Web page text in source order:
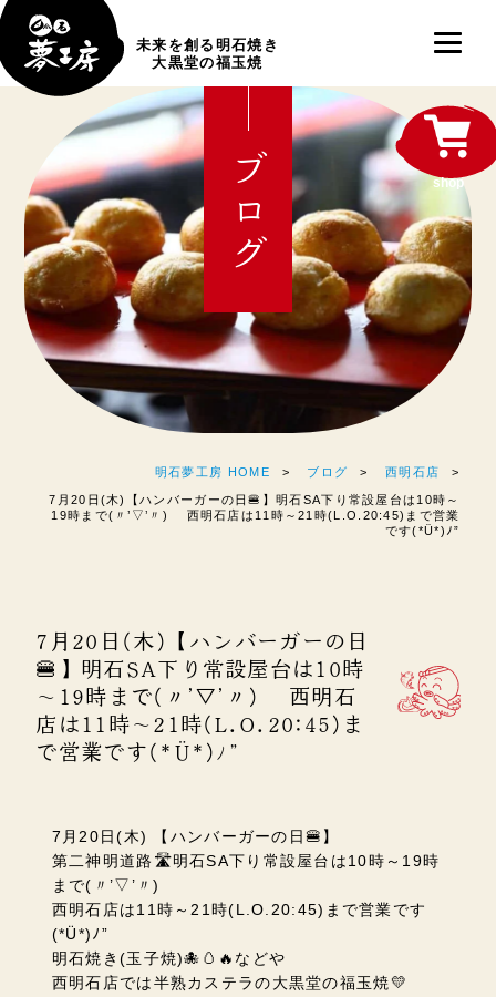
未来を創る明石焼き
大黒堂の福玉焼
ブログ
明石夢工房 HOME ブログ 西明石店
7月20日(木)【ハンバーガーの日🍔】明石SA下り常設屋台は10時～
19時まで(〃’▽’〃) 西明石店は11時～21時(L.O.20:45)まで営業
です(*Ü*)ﾉ”
7月20日(木)【ハンバーガーの日
🍔】明石SA下り常設屋台は10時
～19時まで(〃’▽’〃) 西明石
店は11時～21時(L.O.20:45)ま
で営業です(*Ü*)ﾉ”
7月20日(木) 【ハンバーガーの日🍔】
第二神明道路🛣️明石SA下り常設屋台は10時～19時
まで(〃’▽’〃)
西明石店は11時～21時(L.O.20:45)まで営業です
(*Ü*)ﾉ”
明石焼き(玉子焼)🐙🥚🔥などや
西明石店では半熟カステラの大黒堂の福玉焼💛
shop